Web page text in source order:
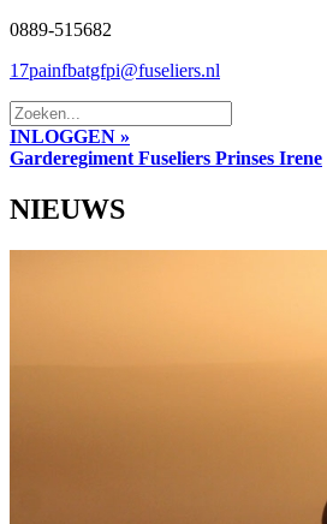
0889-515682
17painfbatgfpi@fuseliers.nl
INLOGGEN »
Garderegiment Fuseliers Prinses Irene
NIEUWS